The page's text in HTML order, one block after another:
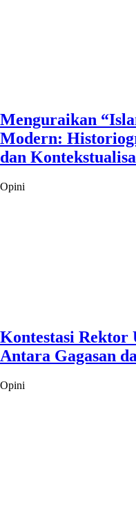
Menguraikan
Modern:
dan
Opini
Kontestasi Rektor
Antara Gagasan
Opini